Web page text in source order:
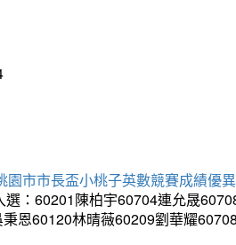
園市市長盃小桃子英數競賽成績優
：60201陳柏宇60704連允晟
恩60120林晴薇60209劉華耀